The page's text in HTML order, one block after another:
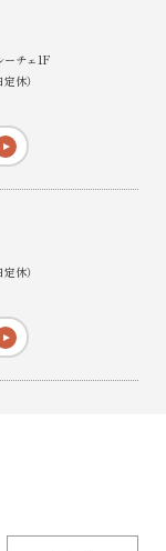
ーチェ1F
休）
休）